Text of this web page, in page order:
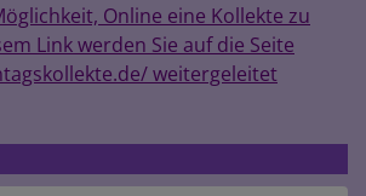
Online eine Kollekte zu
Link werden Sie auf die Seite
weitergeleitet